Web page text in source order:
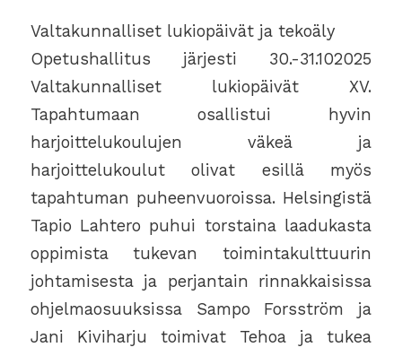
Valtakunnalliset lukiopäivät ja tekoäly
Opetushallitus järjesti 30.-31.102025
Valtakunnalliset lukiopäivät XV.
Tapahtumaan osallistui hyvin
harjoittelukoulujen väkeä ja
harjoittelukoulut olivat esillä myös
tapahtuman puheenvuoroissa. Helsingistä
Tapio Lahtero puhui torstaina laadukasta
oppimista tukevan toimintakulttuurin
johtamisesta ja perjantain rinnakkaisissa
ohjelmaosuuksissa Sampo Forsström ja
Jani Kiviharju toimivat Tehoa ja tukea